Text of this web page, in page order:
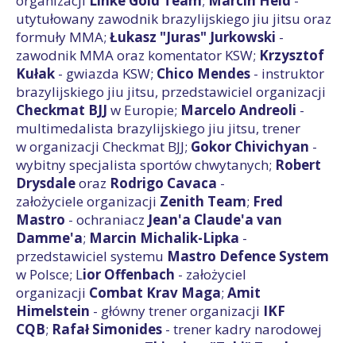
utytułowany zawodnik brazylijskiego jiu jitsu oraz
formuły MMA; Łukasz "Juras" Jurkowski -
zawodnik MMA oraz komentator KSW; Krzysztof
Kułak - gwiazda KSW; Chico Mendes - instruktor
brazylijskiego jiu jitsu, przedstawiciel organizacji
Checkmat BJJ w Europie; Marcelo Andreoli -
multimedalista brazylijskiego jiu jitsu, trener
w organizacji Checkmat BJJ; Gokor Chivichyan -
wybitny specjalista sportów chwytanych; Robert
Drysdaleoraz Rodrigo Cavaca -
założyciele organizacji Zenith Team; Fred
Mastro - ochraniacz Jean'a Claude'a van
Damme'a; Marcin Michalik-Lipka -
przedstawiciel systemu Mastro Defence System
w Polsce; Lior Offenbach - założyciel
organizacji Combat Krav Maga; Amit
Himelstein - główny trener organizacji IKF
CQB; Rafał Simonides - trener kadry narodowej